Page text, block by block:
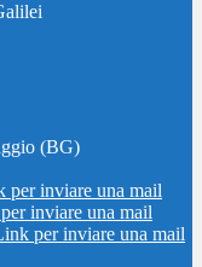
(BG)
per inviare una mail
inviare una mail
per inviare una mail